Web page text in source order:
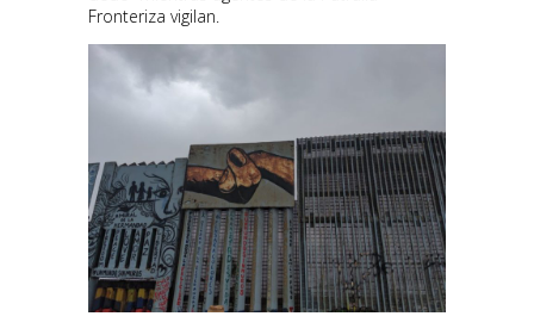
Fronteriza vigilan.